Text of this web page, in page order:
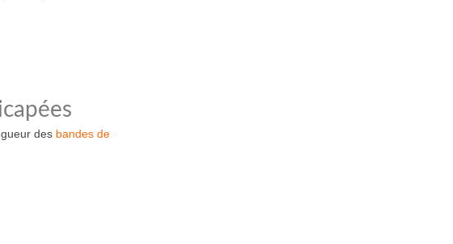
des bandes de